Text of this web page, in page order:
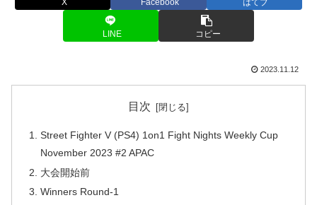
LINE コピー
2023.11.12
目次
Street Fighter V (PS4) 1on1 Fight Nights Weekly Cup
November 2023 #2 APAC
大会開始前
Winners Round-1